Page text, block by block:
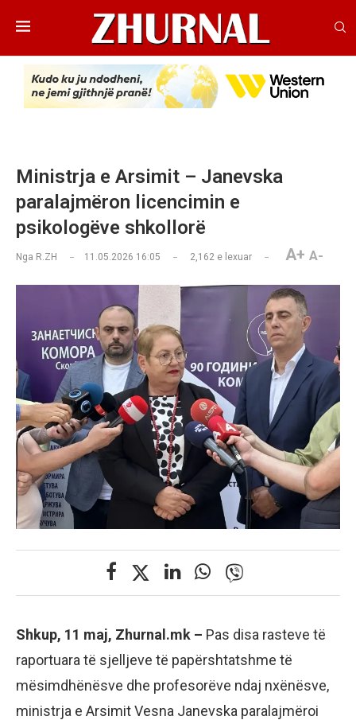
Ministrja e Arsimit – Janevska
paralajmëron licencimin e
psikologëve shkollorë
Nga R.ZH 11.05.2026 16:05 2,162 e lexuar A+ A-
Shkup, 11 maj, Zhurnal.mk – Pas disa rasteve të
raportuara të sjelljeve të papërshtatshme të
mësimdhënësve dhe profesorëve ndaj nxënësve,
ministrja e Arsimit Vesna Janevska paralajmëroi